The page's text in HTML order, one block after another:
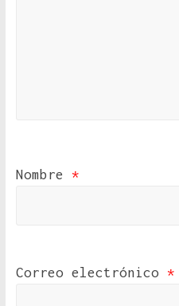
Nombre *
Correo electrónico *